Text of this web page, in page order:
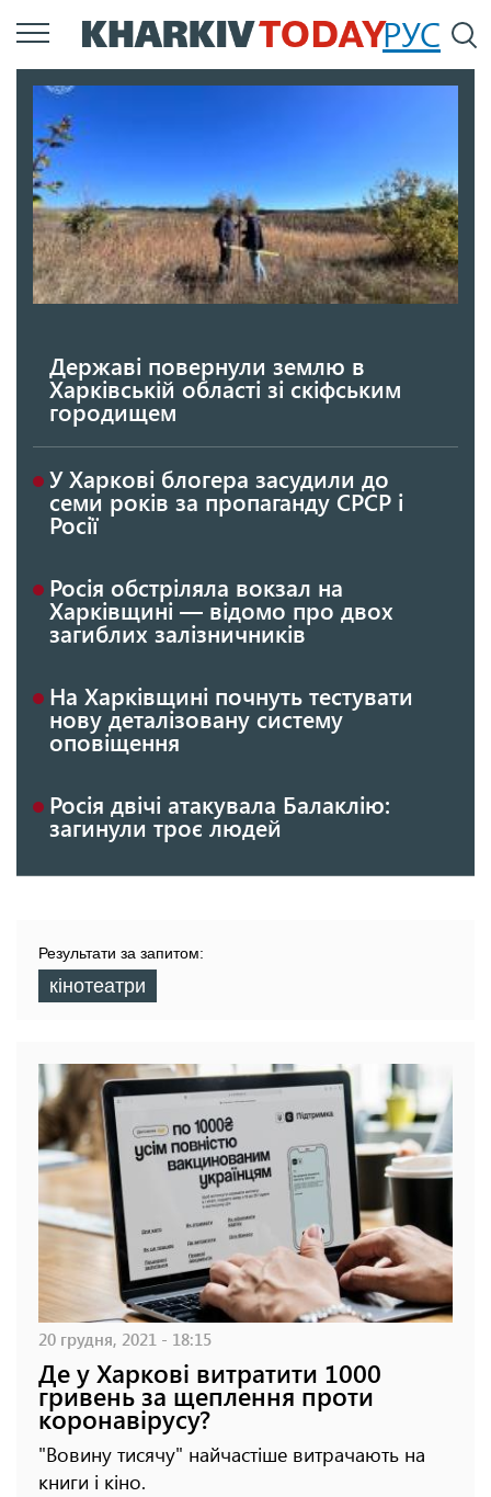
Перейти
до
РУС
Державі повернули землю в
Харківській області зі скіфським
городищем
У Харкові блогера засудили до
семи років за пропаганду СРСР і
Росії
Росія обстріляла вокзал на
Харківщині — відомо про двох
загиблих залізничників
На Харківщині почнуть тестувати
нову деталізовану систему
оповіщення
Росія двічі атакувала Балаклію:
загинули троє людей
Результати за запитом:
кінотеатри
20 грудня, 2021 - 18:15
Де у Харкові витратити 1000
гривень за щеплення проти
коронавірусу?
"Вовину тисячу" найчастіше витрачають на
книги і кіно.